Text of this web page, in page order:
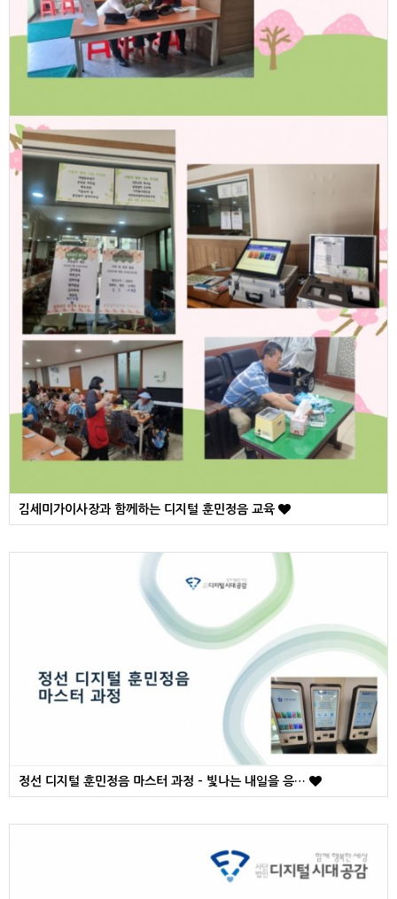
김세미가이사장과 함께하는 디지털 훈민정음 교육
정선 디지털 훈민정음 마스터 과정 - 빛나는 내일을 응…